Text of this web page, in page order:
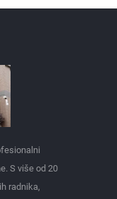
S više od 20
radnika,